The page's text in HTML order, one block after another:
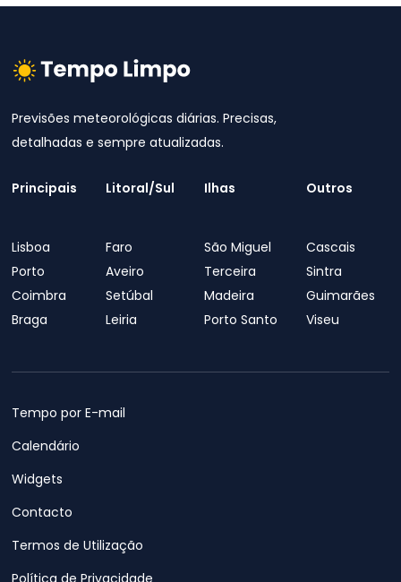
Previsões meteorológicas diárias. Precisas,
detalhadas e sempre atualizadas.
Principais
Lisboa
Porto
Coimbra
Braga
Litoral/Sul
Faro
Aveiro
Setúbal
Leiria
Ilhas
São Miguel
Terceira
Madeira
Porto Santo
Outros
Cascais
Sintra
Guimarães
Viseu
Tempo por E-mail
Calendário
Widgets
Contacto
Termos de Utilização
Política de Privacidade